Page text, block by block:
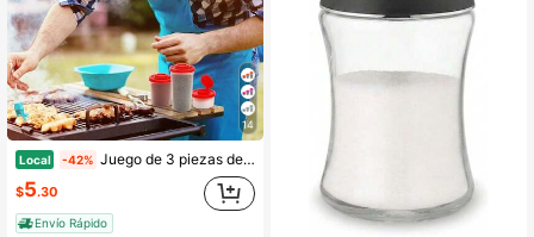
14
Local -42% Juego de 3 piezas de botellas combinadas de sal y pimienta grandes, medianas y pequeñas con botellas herméticas para la sal, adecuadas para camping, picnics, loncheras de cocina al aire libre, coleccionistas de especias de viaje, frascos de especias de plástico herméticos con tapas transparentes y rojas para dispensar, frascos de condimentos para barbacoa y dispensadores de polvo
$5.30
Envío Rápido